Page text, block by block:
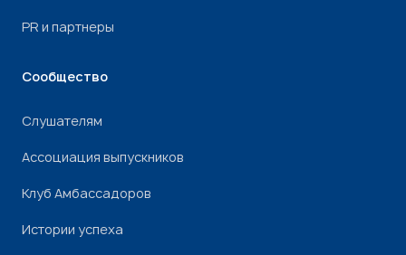
PR и партнеры
Сообщество
Слушателям
Ассоциация выпускников
Клуб Амбассадоров
Истории успеха